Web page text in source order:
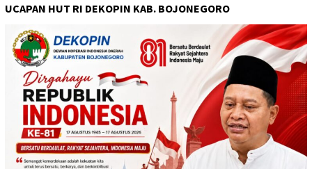
UCAPAN HUT RI DEKOPIN KAB. BOJONEGORO